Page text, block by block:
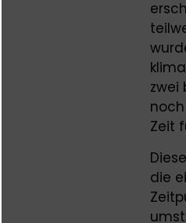
zwei
Zeit
die